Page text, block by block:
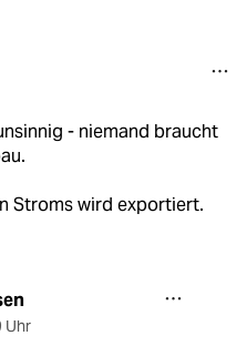
- niemand braucht
Stroms wird exportiert.
Uhr